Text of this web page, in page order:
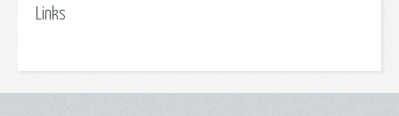
Links